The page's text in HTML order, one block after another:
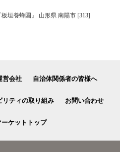
垣養蜂園』 山形県 南陽市 [313]
営会社 自治体関係者の皆様へ
リティの取り組み お問い合わせ
ケットトップ